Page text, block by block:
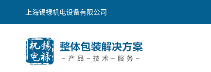
上海锡䘵机电设备有限公司